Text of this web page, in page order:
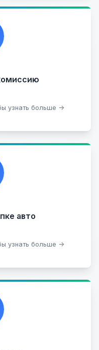
узнать больше →
реклама,
документов,
Прием битых авто
авто
узнать больше →
выборе автомобиля
с проверкой
в отличном
найти подробную
авто.